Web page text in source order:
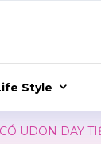
Style
DAY TIẾP SỨC